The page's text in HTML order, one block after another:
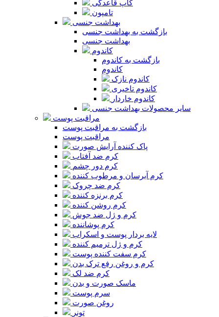
کاپ قاعدگی
تامپون
بهداشت جنسی
بازگشت به بهداشت جنسی
بهداشت جنسی
کاندوم
بازگشت به کاندوم
کاندوم
کاندوم نازک
کاندوم تاخیری
کاندوم خاردار
سایر محصولات بهداشت جنسی
مراقبت پوست
بازگشت به مراقبت پوست
مراقبت پوست
پاک کننده آرایش صورت
کرم ضد آفتاب
کرم دور چشم
کرم آبرسان و مرطوب کننده
کرم ضد چروک
کرم برنزه کننده
کرم روشن کننده
کرم و ژل ضد جوش
کرم پوشاننده
لایه بردار پوست و اسکراب
کرم و ژل ترمیم کننده
کرم سفت کننده پوست
کرم و روغن رفع ترک بدن
کرم ضد لک
ماسک صورت و بدن
سرم پوست
روغن صورت
تونر